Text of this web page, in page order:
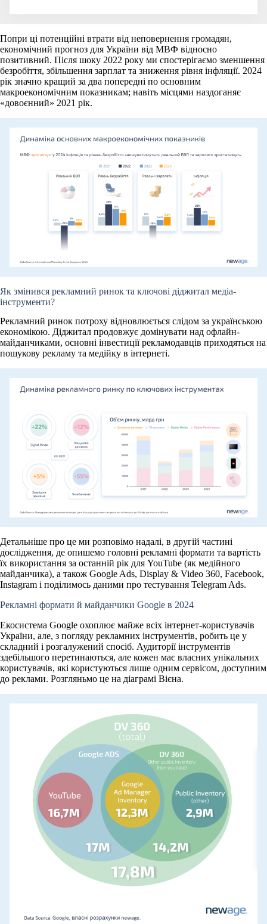
Попри ці потенційні втрати від неповернення громадян,
економічний прогноз для України від МВФ відносно
позитивний. Після шоку 2022 року ми спостерігаємо зменшення
безробіття, збільшення зарплат та зниження рівня інфляції. 2024
рік значно кращий за два попередні по основним
макроекономічним показникам; навіть місцями наздоганяє
«довоєнний» 2021 рік.
Як змінився рекламний ринок та ключові діджитал медіа-
інструменти?
Рекламний ринок потроху відновлюється слідом за українською
економікою. Діджитал продовжує домінувати над офлайн-
майданчиками, основні інвестиції рекламодавців приходяться на
пошукову рекламу та медійку в інтернеті.
Детальніше про це ми розповімо надалі, в другій частині
дослідження, де опишемо головні рекламні формати та вартість
їх використання за останній рік для YouTube (як медійного
майданчика), а також Google Ads, Display & Video 360, Facebook,
Instagram і поділимось даними про тестування Telegram Ads.
Рекламні формати й майданчики Google в 2024
Екосистема Google охоплює майже всіх інтернет-користувачів
України, але, з погляду рекламних інструментів, робить це у
складний і розгалужений спосіб. Аудиторії інструментів
здебільшого перетинаються, але кожен має власних унікальних
користувачів, які користуються лише одним сервісом, доступним
до реклами. Розгляньмо це на діаграмі Вієна.